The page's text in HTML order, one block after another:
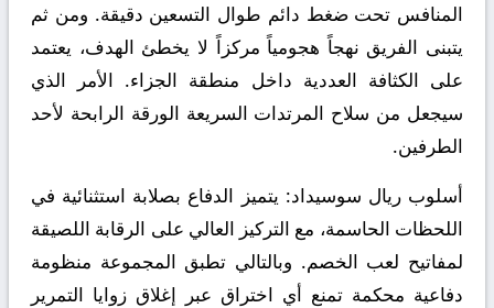
المنافس تحت ضغط دائم طوال التسعين دقيقة. ومن ثم
يتبنى الفريق نهجاً هجومياً مركزاً لا يخطئ الهدف، يعتمد
على الكثافة العددية داخل منطقة الجزاء. الأمر الذي
سيجعل من سلاح المرتدات السريعة الورقة الرابحة لأحد
الطرفين.
أسلوب ريال سوسيداد: يتميز الدفاع بصلابة استثنائية في
اللحظات الحاسمة، مع التركيز العالي على الرقابة اللصيقة
لمفاتيح لعب الخصم. وبالتالي تطبق المجموعة منظومة
دفاعية محكمة تمنع أي اختراق عبر إغلاق زوايا التمرير